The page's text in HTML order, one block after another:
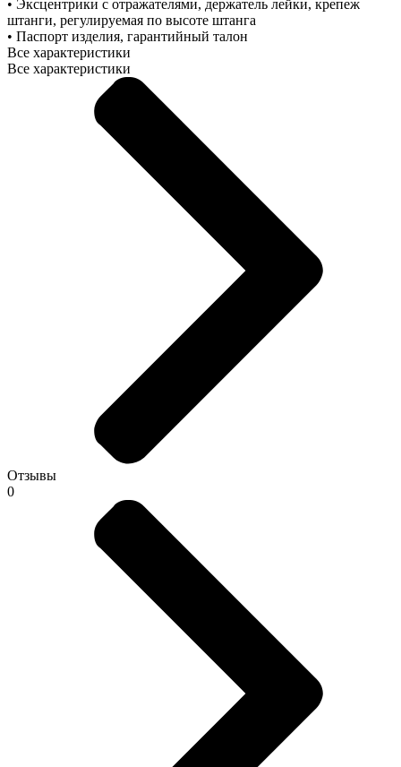
• Эксцентрики с отражателями, держатель лейки, крепеж
штанги, регулируемая по высоте штанга
• Паспорт изделия, гарантийный талон
Все характеристики
Все характеристики
Отзывы
0